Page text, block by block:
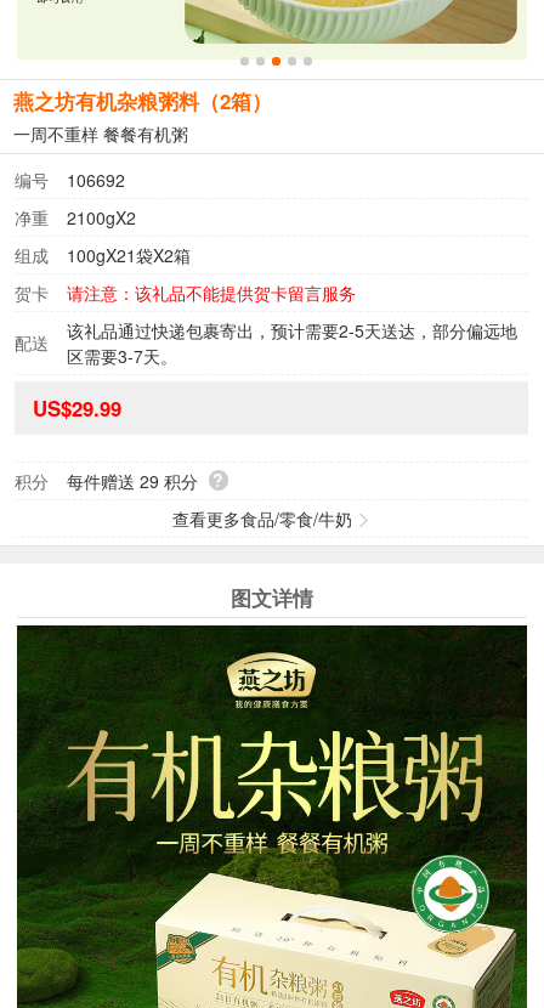
1 2 3 4 5
燕之坊有机杂粮粥料（2箱）
一周不重样 餐餐有机粥
编号
106692
净重
2100gX2
组成
100gX21袋X2箱
贺卡
请注意：该礼品不能提供贺卡留言服务
配送
该礼品通过快递包裹寄出，预计需要2-5天送达，部分偏远地
区需要3-7天。
US$29.99
积分 每件赠送29 积分
?
查看更多食品/零食/牛奶
图文详情